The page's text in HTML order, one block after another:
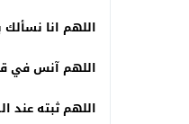
اللهم انا
اللهم آنس في
اللهم ثبته عند